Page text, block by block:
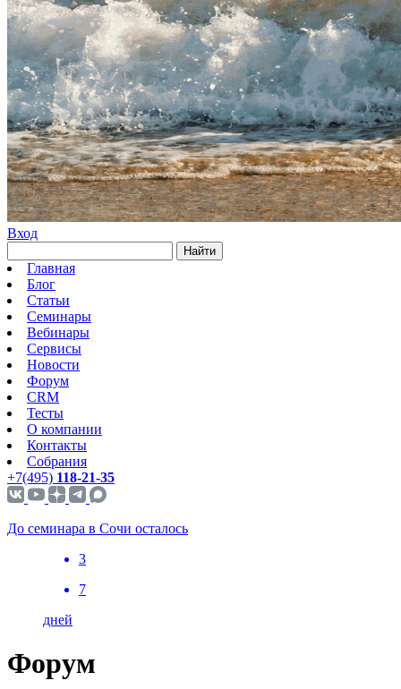
Вход
Найти
Главная
Блог
Статьи
Семинары
Вебинары
Сервисы
Новости
Форум
CRM
Тесты
О компании
Контакты
Собрания
+7(495) 118-21-35
До семинара в Сочи осталось
3
7
дней
Форум